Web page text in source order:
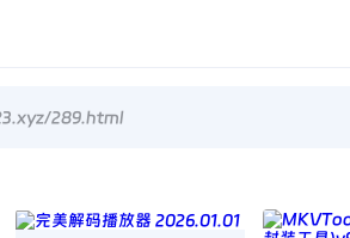
289.html